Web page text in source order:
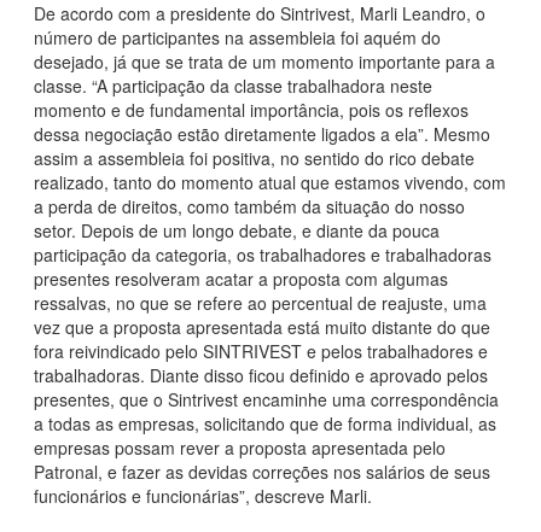
De acordo com a presidente do Sintrivest, Marli Leandro, o
número de participantes na assembleia foi aquém do
desejado, já que se trata de um momento importante para a
classe. “A participação da classe trabalhadora neste
momento e de fundamental importância, pois os reflexos
dessa negociação estão diretamente ligados a ela”. Mesmo
assim a assembleia foi positiva, no sentido do rico debate
realizado, tanto do momento atual que estamos vivendo, com
a perda de direitos, como também da situação do nosso
setor. Depois de um longo debate, e diante da pouca
participação da categoria, os trabalhadores e trabalhadoras
presentes resolveram acatar a proposta com algumas
ressalvas, no que se refere ao percentual de reajuste, uma
vez que a proposta apresentada está muito distante do que
fora reivindicado pelo SINTRIVEST e pelos trabalhadores e
trabalhadoras. Diante disso ficou definido e aprovado pelos
presentes, que o Sintrivest encaminhe uma correspondência
a todas as empresas, solicitando que de forma individual, as
empresas possam rever a proposta apresentada pelo
Patronal, e fazer as devidas correções nos salários de seus
funcionários e funcionárias”, descreve Marli.